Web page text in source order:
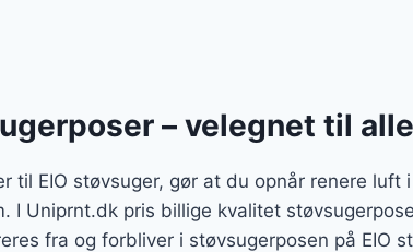
– velegnet til
til EIO støvsuger, gør at du opnår renere
I Uniprnt.dk pris billige kvalitet
fra og forbliver i støvsugerposen på EIO